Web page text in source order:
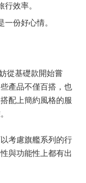
效率。
份好心情。
從基礎款開始嘗
產品不僅百搭，也
配上簡約風格的服
考慮旗艦系列的行
與功能性上都有出